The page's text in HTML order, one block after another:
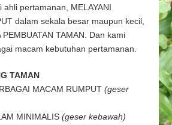
pertamanan, MELAYANI
dalam sekala besar maupun kecil,
TAMAN. Dan kami
macam kebutuhan pertamanan.
TAMAN
MACAM RUMPUT(geser
MINIMALIS(geser kebawah)